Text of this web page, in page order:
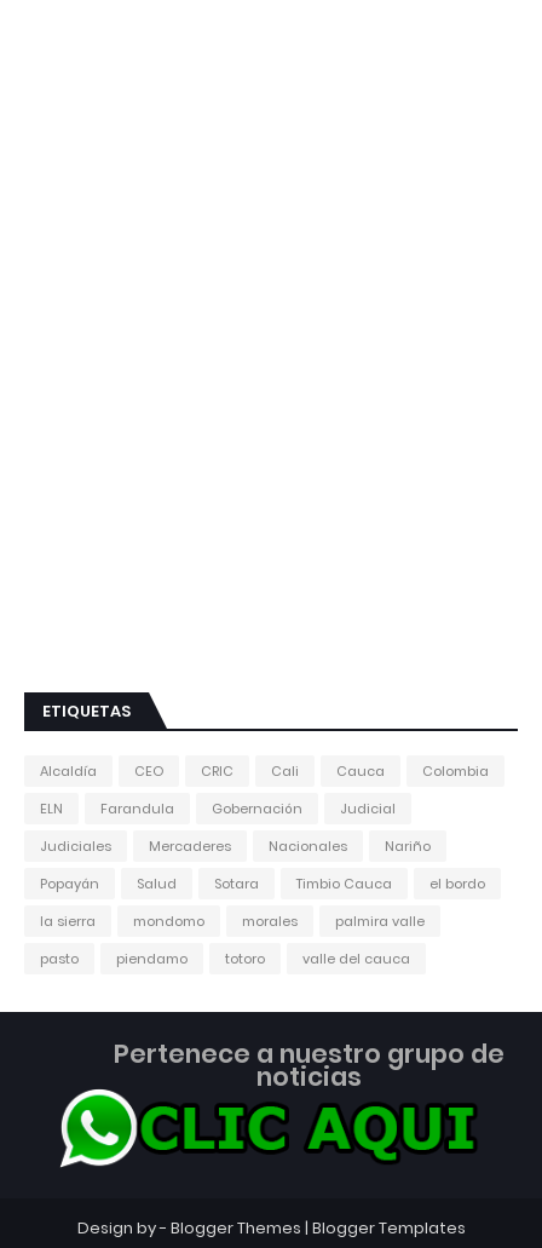
ETIQUETAS
Alcaldía CEO CRIC Cali Cauca
Colombia
ELN
Farandula Gobernación
Judicial
Judiciales
Mercaderes Nacionales
Nariño
Popayán
Salud Sotara Timbio Cauca
el bordo
la sierra
mondomo morales
palmira valle
pasto
piendamo totoro valle del cauca
Pertenece a nuestro grupo de
noticias
Design by - Blogger Themes | Blogger Templates